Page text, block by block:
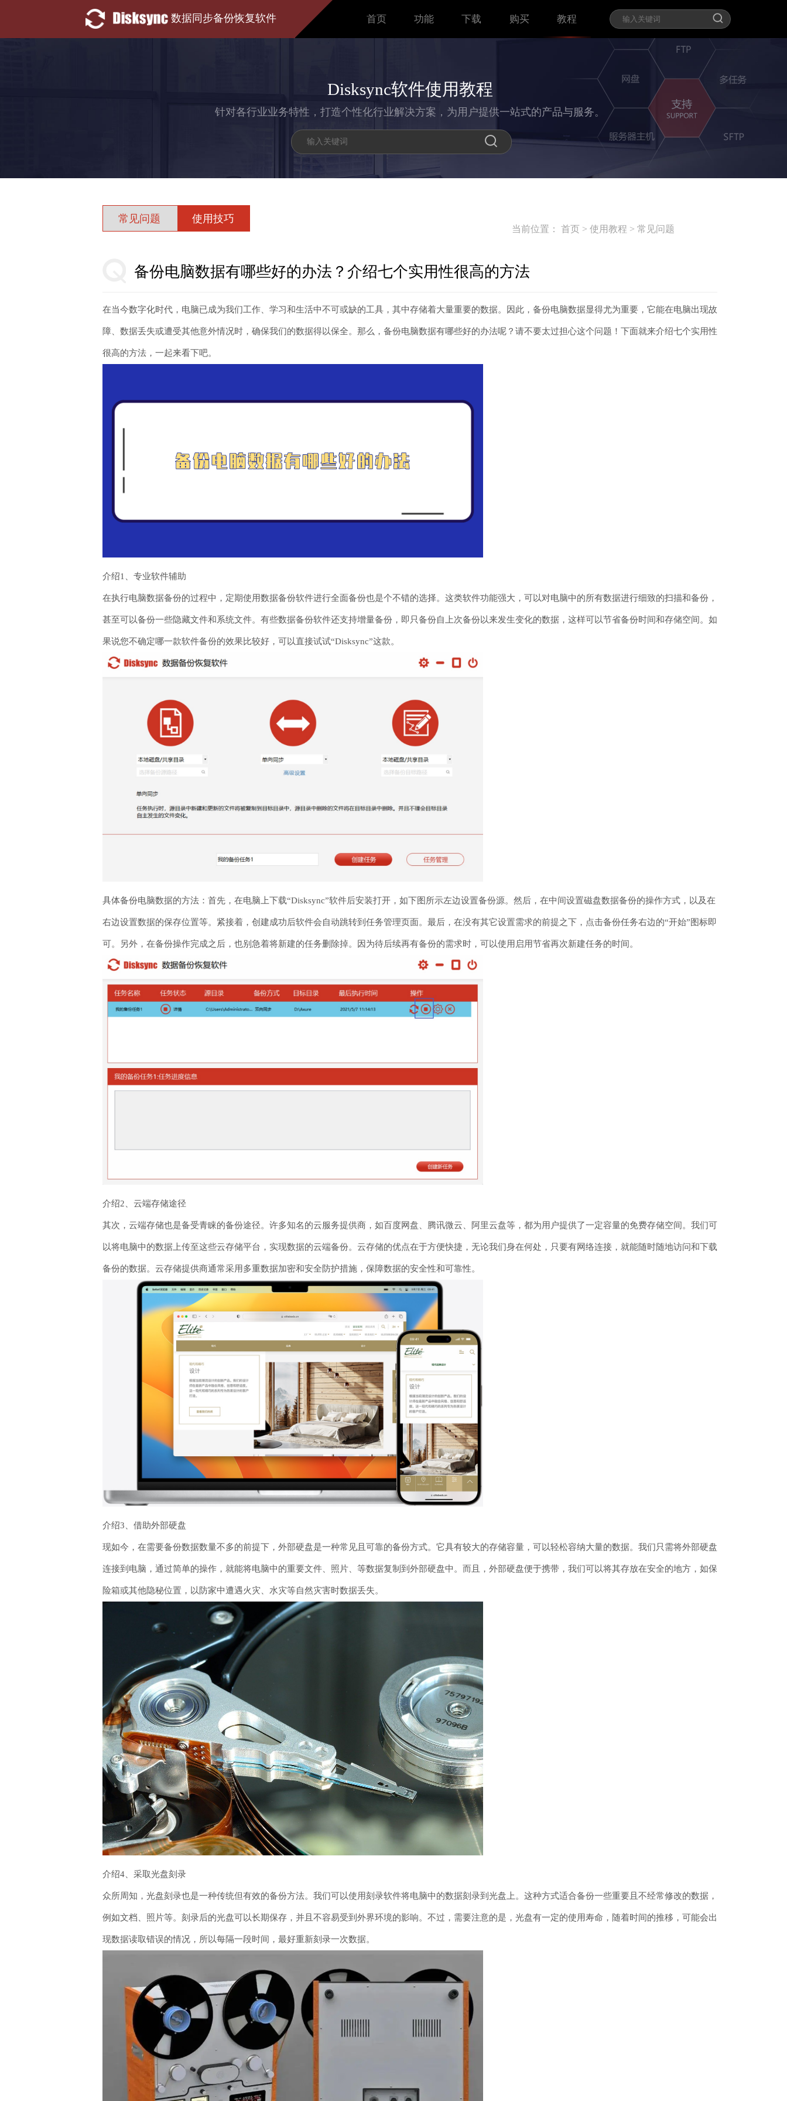
数据同步备份恢复软件 首页 功能 下载 购买 教程
Disksync软件使用教程
针对各行业业务特性，打造个性化行业解决方案，为用户提供一站式的产品与服务。
常见问题 使用技巧
当前位置： 首页 > 使用教程 > 常见问题
备份电脑数据有哪些好的办法？介绍七个实用性很高的方法
在当今数字化时代，电脑已成为我们工作、学习和生活中不可或缺的工具，其中存储着大量重要的数据。因此，备份电脑数据显得尤为重要，它能在电脑出现故
障、数据丢失或遭受其他意外情况时，确保我们的数据得以保全。那么，备份电脑数据有哪些好的办法呢？请不要太过担心这个问题！下面就来介绍七个实用性
很高的方法，一起来看下吧。
介绍1、专业软件辅助
在执行电脑数据备份的过程中，定期使用数据备份软件进行全面备份也是个不错的选择。这类软件功能强大，可以对电脑中的所有数据进行细致的扫描和备份，
甚至可以备份一些隐藏文件和系统文件。有些数据备份软件还支持增量备份，即只备份自上次备份以来发生变化的数据，这样可以节省备份时间和存储空间。如
果说您不确定哪一款软件备份的效果比较好，可以直接试试“Disksync”这款。
具体备份电脑数据的方法：首先，在电脑上下载“Disksync”软件后安装打开，如下图所示左边设置备份源。然后，在中间设置磁盘数据备份的操作方式，以及在
右边设置数据的保存位置等。紧接着，创建成功后软件会自动跳转到任务管理页面。最后，在没有其它设置需求的前提之下，点击备份任务右边的“开始”图标即
可。另外，在备份操作完成之后，也别急着将新建的任务删除掉。因为待后续再有备份的需求时，可以使用启用节省再次新建任务的时间。
介绍2、云端存储途径
其次，云端存储也是备受青睐的备份途径。许多知名的云服务提供商，如百度网盘、腾讯微云、阿里云盘等，都为用户提供了一定容量的免费存储空间。我们可
以将电脑中的数据上传至这些云存储平台，实现数据的云端备份。云存储的优点在于方便快捷，无论我们身在何处，只要有网络连接，就能随时随地访问和下载
备份的数据。云存储提供商通常采用多重数据加密和安全防护措施，保障数据的安全性和可靠性。
介绍3、借助外部硬盘
现如今，在需要备份数据数量不多的前提下，外部硬盘是一种常见且可靠的备份方式。它具有较大的存储容量，可以轻松容纳大量的数据。我们只需将外部硬盘
连接到电脑，通过简单的操作，就能将电脑中的重要文件、照片、等数据复制到外部硬盘中。而且，外部硬盘便于携带，我们可以将其存放在安全的地方，如保
险箱或其他隐秘位置，以防家中遭遇火灾、水灾等自然灾害时数据丢失。
介绍4、采取光盘刻录
众所周知，光盘刻录也是一种传统但有效的备份方法。我们可以使用刻录软件将电脑中的数据刻录到光盘上。这种方式适合备份一些重要且不经常修改的数据，
例如文档、照片等。刻录后的光盘可以长期保存，并且不容易受到外界环境的影响。不过，需要注意的是，光盘有一定的使用寿命，随着时间的推移，可能会出
现数据读取错误的情况，所以每隔一段时间，最好重新刻录一次数据。